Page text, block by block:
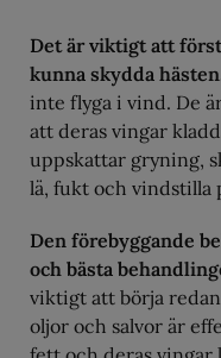
Det är viktigt att
kunna skydda
inte flyga i vind. De
att deras vingar
uppskattar gryning,
lä, fukt och vindstilla
Den förebyggande
och bästa
viktigt att börja
oljor och salvor är